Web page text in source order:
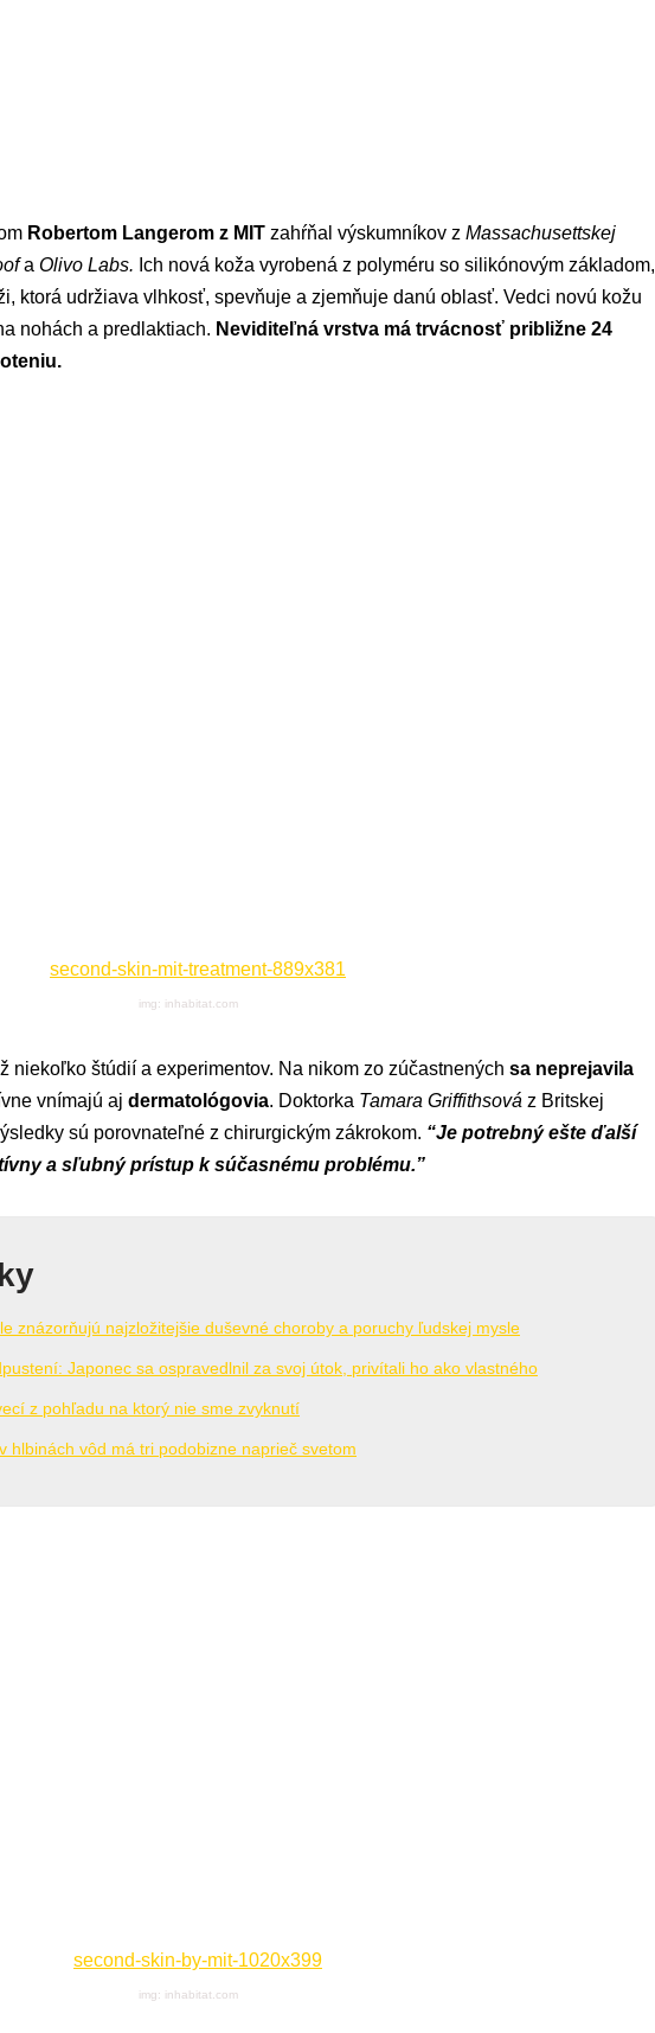
Robertom Langerom z MIT zahŕňal výskumníkov z Massachusettskej
a Olivo Labs. Ich nová koža vyrobená z polyméru so silikónovým základom,
ktorá udržiava vlhkosť, spevňuje a zjemňuje danú oblasť. Vedci novú kožu
nohách a predlaktiach. Neviditeľná vrstva má trvácnosť približne 24
img: inhabitat.com
niekoľko štúdií a experimentov. Na nikom zo zúčastnených sa neprejavila
vnímajú aj dermatológovia. Doktorka Tamara Griffithsová z Britskej
sú porovnateľné z chirurgickým zákrokom. “Je potrebný ešte ďalší
a sľubný prístup k súčasnému problému.”
znázorňujú najzložitejšie duševné choroby a poruchy ľudskej mysle
Japonec sa ospravedlnil za svoj útok, privítali ho ako vlastného
z pohľadu na ktorý nie sme zvyknutí
hlbinách vôd má tri podobizne naprieč svetom
img: inhabitat.com